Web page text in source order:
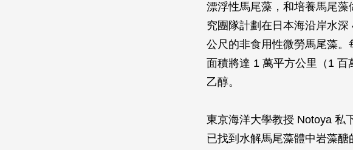
漂浮性馬尾藻，和培養馬尾
究團隊計劃在日本海沿岸水
公尺的非食用性微勞馬尾藻
面積將達 1 萬平方公里（1
乙醇。
東京海洋大學教授 Notoya 私
已找到水解馬尾藻體中岩藻